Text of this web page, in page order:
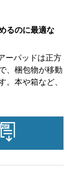
るのに最適な
ーパッドは正方
、梱包物が移動
。本や箱など、